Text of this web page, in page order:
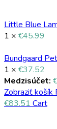
Little Blue
1 × €45.99
Bundgaard
1 × €37.52
Medzisúčet: €
Zobraziť košík
€83.51 Cart